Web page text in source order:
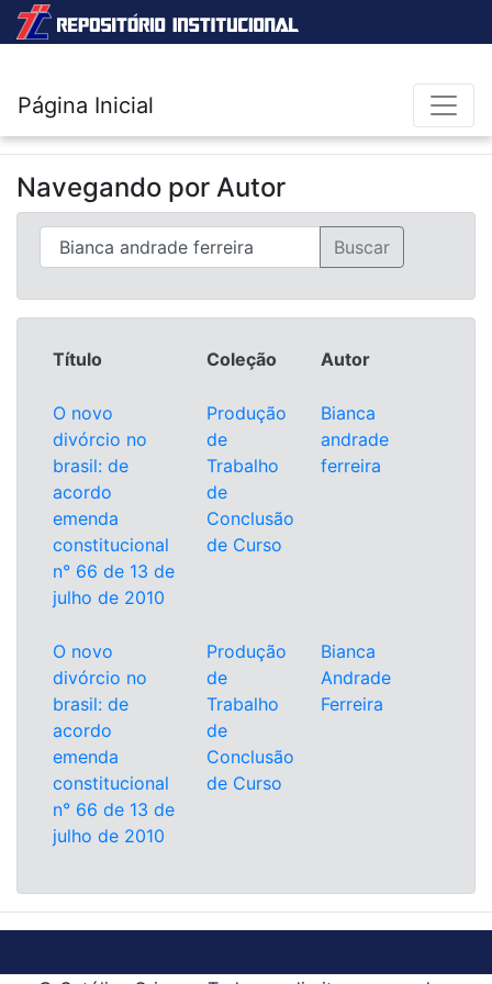
Página Inicial
Navegando por Autor
Título Coleção Autor
O novo
divórcio no
brasil: de
acordo
emenda
constitucional
n° 66 de 13 de
julho de 2010
Produção
de
Trabalho
de
Conclusão
de Curso
Bianca
andrade
ferreira
O novo
divórcio no
brasil: de
acordo
emenda
constitucional
n° 66 de 13 de
julho de 2010
Produção
de
Trabalho
de
Conclusão
de Curso
Bianca
Andrade
Ferreira